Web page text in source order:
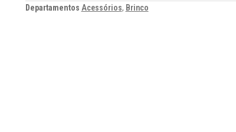
Departamentos Acessórios, Brinco